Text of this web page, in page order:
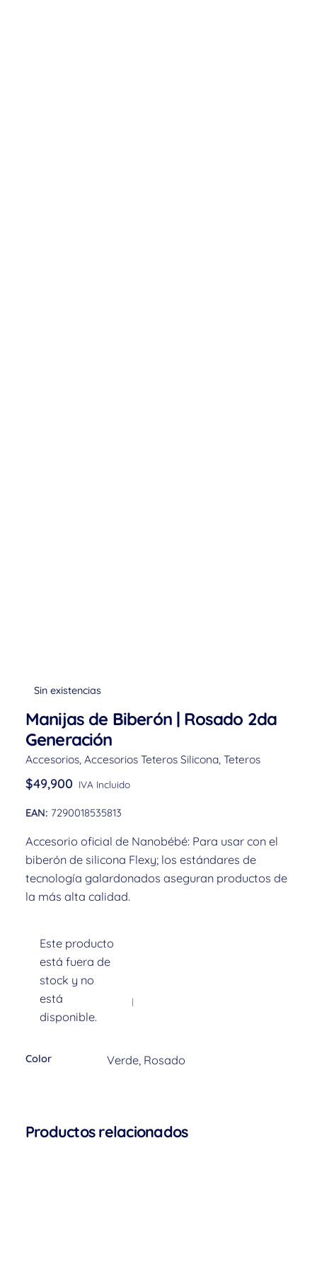
Sin existencias
Manijas de Biberón | Rosado 2da
Generación
Accesorios, Accesorios Teteros Silicona, Teteros
$49,900 IVA Incluido
EAN: 7290018535813
Accesorio oficial de Nanobébé: Para usar con el
biberón de silicona Flexy; los estándares de
tecnología galardonados aseguran productos de
la más alta calidad.
Este producto
está fuera de
stock y no
está
disponible.
Información adicional
Color Verde, Rosado
Productos relacionados